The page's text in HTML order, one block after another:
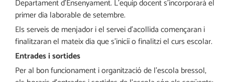
Departament d’Ensenyament. L’equip docent s’incorporarà el
primer dia laborable de setembre.
Els serveis de menjador i el servei d’acollida començaran i
finalitzaran el mateix dia que s’iniciï o finalitzi el curs escolar.
Entrades i sortides
Per al bon funcionament i organització de l’escola bressol,